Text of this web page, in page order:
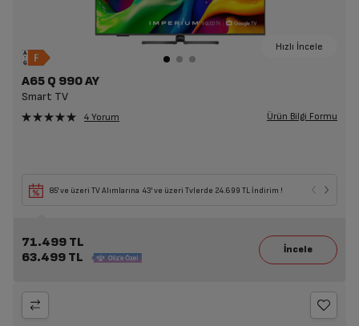
Hızlı İncele
A65 Q 990 AY
Smart TV
4 Yorum Ürün Bilgi Formu
85' ve üzeri TV Alımlarına 43' ve üzeri Tvlerde 24.699 TL İndirim !
71.499 TL
63.499 TL